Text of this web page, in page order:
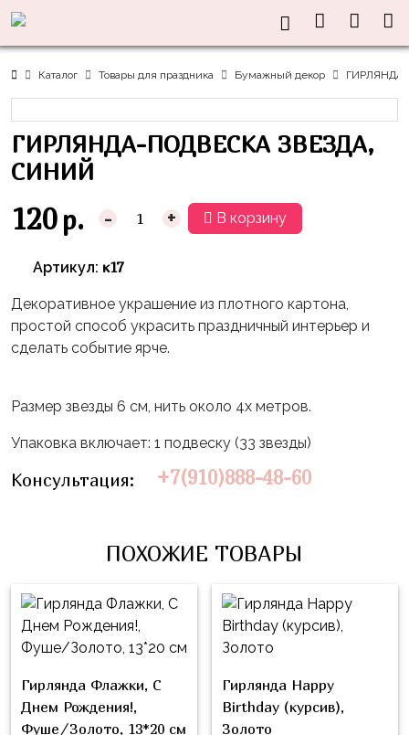
Каталог Товары для праздника Бумажный декор
ГИРЛЯНДА-ПОДВЕСКА ЗВЕЗДА,
СИНИЙ
120 р. - + В корзину
Артикул: к17
Декоративное украшение из плотного картона,
простой способ украсить праздничный интерьер и
сделать событие ярче.
Размер звезды 6 см, нить около 4х метров.
Упаковка включает: 1 подвеску (33 звезды)
Консультация: +7(910)888-48-60
ПОХОЖИЕ ТОВАРЫ
Гирлянда Флажки, С
Днем Рождения!,
Фуше/Золото, 13*20 см
Гирлянда Happy
Birthday (курсив),
Золото
консультация?
Акции
Каталог
Латексные
шары
без
Латексные
шары
рисунком
Фольгированные
сердца/
Фольга
см
Фольга
см
Фольгированные
с
рисунком
Праздники
8
марта
23
Дембель
Родился
День
Рождения
Влюблённых
Выпускной
1
Свадьба
Мальчик
или
Девочка
Тематики
Оранжевая
Корова
Маша
Медведь
Трактор
Миньоны
Пикачу
Баг
Ми-
Лёва
Свинка
Пеппа
Смешарики/
Малышарики
Информация
О нас
Доставка
и оплата
Контакты
+7(910)888-
48-
60
zakazsharoff@yandex.ru
г.